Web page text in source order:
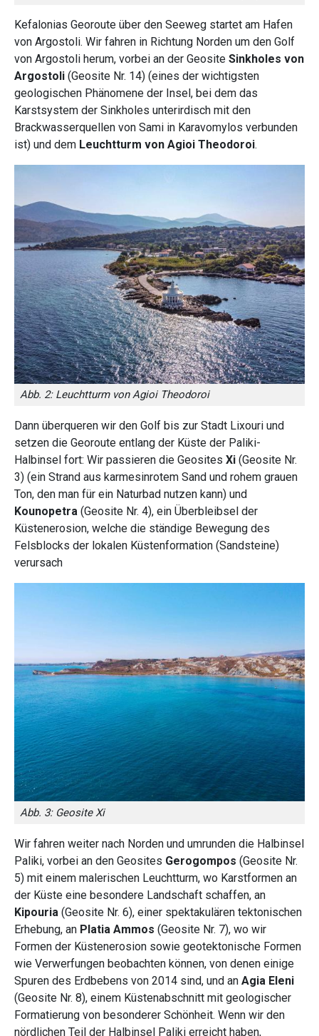
Kefalonias Georoute über den Seeweg startet am Hafen
von Argostoli. Wir fahren in Richtung Norden um den Golf
von Argostoli herum, vorbei an der Geosite Sinkholes von
Argostoli (Geosite Nr. 14) (eines der wichtigsten
geologischen Phänomene der Insel, bei dem das
Karstsystem der Sinkholes unterirdisch mit den
Brackwasserquellen von Sami in Karavomylos verbunden
ist) und dem Leuchtturm von Agioi Theodoroi.
Abb. 2: Leuchtturm von Agioi Theodoroi
Dann überqueren wir den Golf bis zur Stadt Lixouri und
setzen die Georoute entlang der Küste der Paliki-
Halbinsel fort: Wir passieren die Geosites Xi (Geosite Nr.
3) (ein Strand aus karmesinrotem Sand und rohem grauen
Ton, den man für ein Naturbad nutzen kann) und
Kounopetra (Geosite Nr. 4), ein Überbleibsel der
Küstenerosion, welche die ständige Bewegung des
Felsblocks der lokalen Küstenformation (Sandsteine)
verursach
Abb. 3: Geosite Xi
Wir fahren weiter nach Norden und umrunden die Halbinsel
Paliki, vorbei an den Geosites Gerogompos (Geosite Nr.
5) mit einem malerischen Leuchtturm, wo Karstformen an
der Küste eine besondere Landschaft schaffen, an
Kipouria (Geosite Nr. 6), einer spektakulären tektonischen
Erhebung, an Platia Ammos (Geosite Nr. 7), wo wir
Formen der Küstenerosion sowie geotektonische Formen
wie Verwerfungen beobachten können, von denen einige
Spuren des Erdbebens von 2014 sind, und an Agia Eleni
(Geosite Nr. 8), einem Küstenabschnitt mit geologischer
Formatierung von besonderer Schönheit. Wenn wir den
nördlichen Teil der Halbinsel Paliki erreicht haben,